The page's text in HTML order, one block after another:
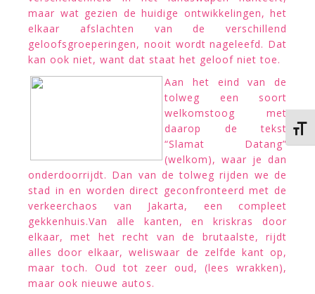
maar wat gezien de huidige ontwikkelingen, het
elkaar afslachten van de verschillend
geloofsgroeperingen, nooit wordt nageleefd. Dat
kan ook niet, want dat staat het geloof niet toe.
Aan het eind van de
tolweg een soort
welkomstoog met
daarop de tekst
“Slamat Datang”
(welkom), waar je dan
onderdoorrijdt. Dan van de tolweg rijden we de
stad in en worden direct geconfronteerd met de
verkeerchaos van Jakarta, een compleet
gekkenhuis.Van alle kanten, en kriskras door
elkaar, met het recht van de brutaalste, rijdt
alles door elkaar, weliswaar de zelfde kant op,
maar toch. Oud tot zeer oud, (lees wrakken),
maar ook nieuwe autos.